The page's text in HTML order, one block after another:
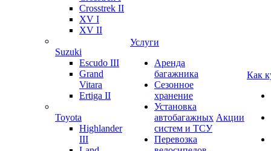
Crosstrek II
XV I
XV II
Suzuki
Escudo III
Grand
Vitara
Ertiga II
Toyota
Highlander
III
Услуги
Аренда
багажника
Сезонное
хранение
Установка
автобагажных
систем и ТСУ
Перевозка
Акции
Как